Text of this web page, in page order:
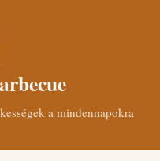
a mindennapokra